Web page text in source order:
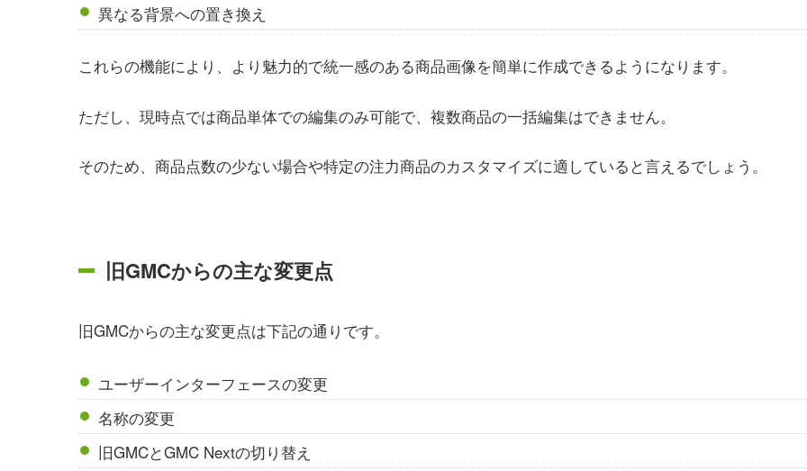
異なる背景への置き換え
これらの機能により、より魅力的で統一感のある商品画像を簡単に作成できるようになります。
ただし、現時点では商品単体での編集のみ可能で、複数商品の一括編集はできません。
そのため、商品点数の少ない場合や特定の注力商品のカスタマイズに適していると言えるでしょう。
旧GMCからの主な変更点
旧GMCからの主な変更点は下記の通りです。
ユーザーインターフェースの変更
名称の変更
旧GMCとGMC Nextの切り替え